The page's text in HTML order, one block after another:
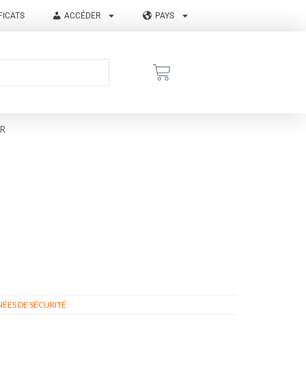
ACCÉDER PAYS
DE SÉCURITÉ